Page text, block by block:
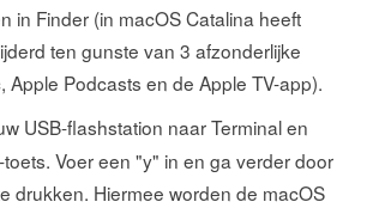
in Finder (in macOS Catalina heeft
ten gunste van 3 afzonderlijke
Apple Podcasts en de Apple TV-app).
USB-flashstation naar Terminal en
-toets. Voer een "y" in en ga verder door
drukken. Hiermee worden de macOS